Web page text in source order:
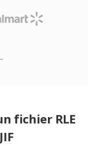
fichier RLE